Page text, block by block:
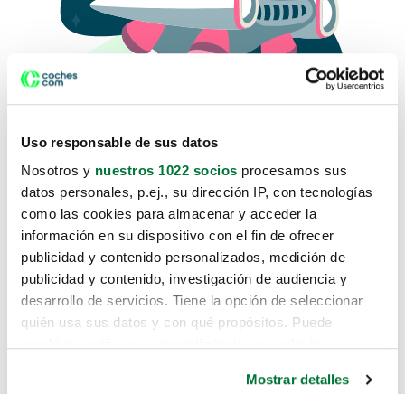
Uso responsable de sus datos
Nosotros y nuestros 1022 socios procesamos sus
datos personales, p.ej., su dirección IP, con tecnologías
como las cookies para almacenar y acceder la
información en su dispositivo con el fin de ofrecer
publicidad y contenido personalizados, medición de
publicidad y contenido, investigación de audiencia y
desarrollo de servicios. Tiene la opción de seleccionar
quién usa sus datos y con qué propósitos. Puede
Mostrar detalles
Lo sentimos, no sabemos como
te hemos traido hasta aquí.
Pero puedes encontrar el coche que estás
buscando en alguno de estos enlaces: